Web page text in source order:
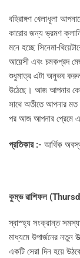
বহিরাঙ্গণ খেলাধূলা
কারোর জন্য ভ্রমণ
মনে হচ্ছে সিনেমা-
আয়েসী এবং চমকপ্রদ
শুধুমাত্র এটা অনুভব
উঠেছে। আজ আপনার
সাথে অতীতে আপনার মত
পর আজ আপনার প্রেমে
প্রতিকার :- আর্থিক
কুম্ভ রাশিফল (
স্বাস্হ্য সংক্রান্ত
মাধ্যমে উপার্জনের নতুন
একটি সেরা দিন হয়ে